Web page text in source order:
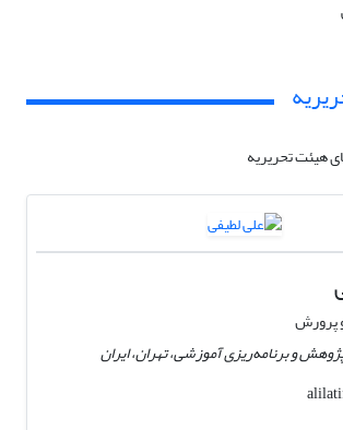
هیئت تحریریه
پرورش
و برنامه‌ریزی آموزشی، تهران، ایران